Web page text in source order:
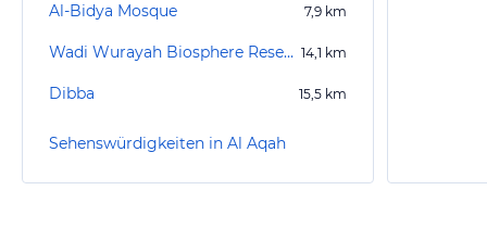
Al-Bidya Mosque 7,9 km
Wadi Wurayah Biosphere Reserve 14,1 km
Dibba 15,5 km
Sehenswürdigkeiten in Al Aqah